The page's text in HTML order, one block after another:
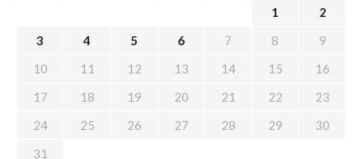
1
2
3
4 5 6 7 8
9
10
11 12 13 14 15
16
17
18 19 20 21 22
23
24
25 26 27 28 29
30
31